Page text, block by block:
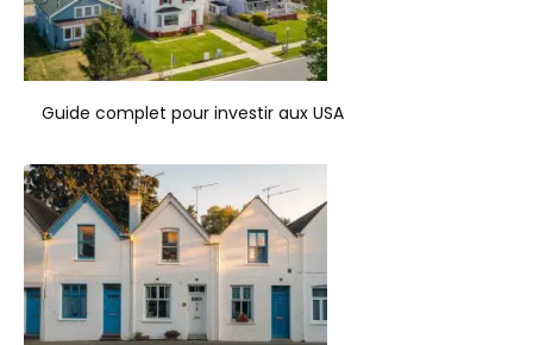
Guide complet pour investir aux USA